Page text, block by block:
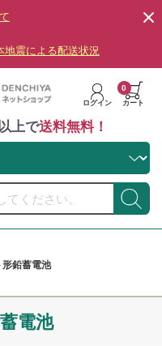
地震による配送状況
ログイン カート
0
上で送料無料！
形鉛蓄電池
電池